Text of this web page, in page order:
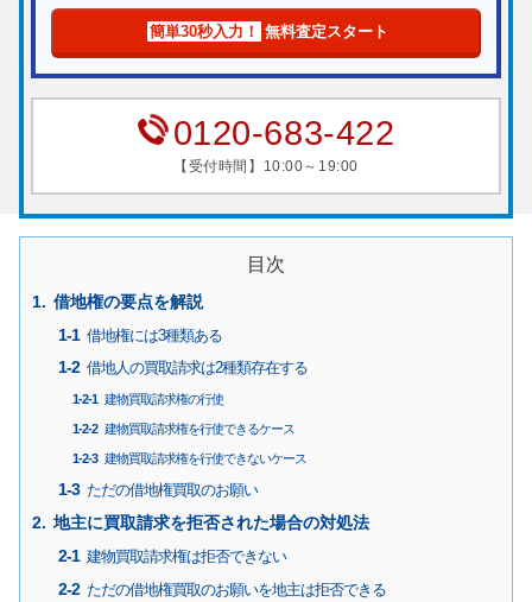
簡単30秒入力！ 無料査定スタート
0120-683-422
【受付時間】10:00～19:00
目次
借地権の要点を解説
借地権には3種類ある
借地人の買取請求は2種類存在する
建物買取請求権の行使
建物買取請求権を行使できるケース
建物買取請求権を行使できないケース
ただの借地権買取のお願い
地主に買取請求を拒否された場合の対処法
建物買取請求権は拒否できない
ただの借地権買取のお願いを地主は拒否できる